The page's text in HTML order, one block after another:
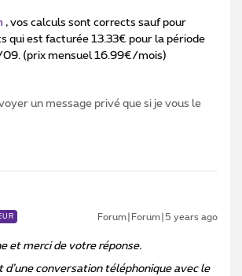
, vos calculs sont corrects sauf pour
qui est facturée 13.33€ pour la période
(prix mensuel 16.99€/mois)
un message privé que si je vous le
Forum|Forum|5 years ago
et merci de votre réponse.
d’une conversation téléphonique avec le